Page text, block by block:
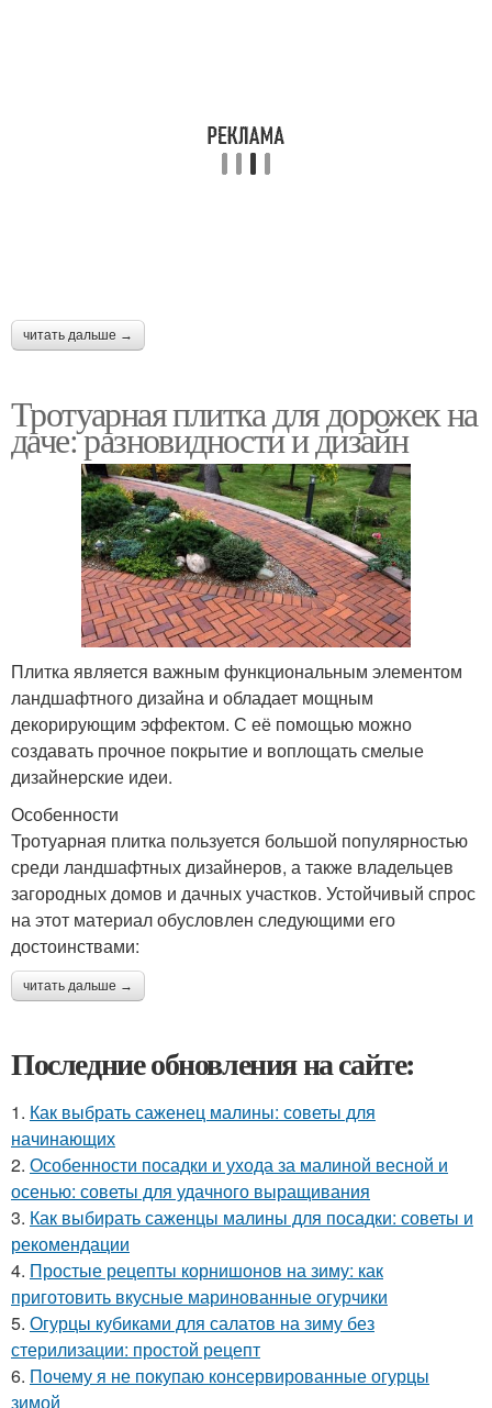
читать дальше →
Тротуарная плитка для дорожек на
даче: разновидности и дизайн
Плитка является важным функциональным элементом
ландшафтного дизайна и обладает мощным
декорирующим эффектом. С её помощью можно
создавать прочное покрытие и воплощать смелые
дизайнерские идеи.
Особенности
Тротуарная плитка пользуется большой популярностью
среди ландшафтных дизайнеров, а также владельцев
загородных домов и дачных участков. Устойчивый спрос
на этот материал обусловлен следующими его
достоинствами:
читать дальше →
Последние обновления на сайте:
1. Как выбрать саженец малины: советы для
начинающих
2. Особенности посадки и ухода за малиной весной и
осенью: советы для удачного выращивания
3. Как выбирать саженцы малины для посадки: советы и
рекомендации
4. Простые рецепты корнишонов на зиму: как
приготовить вкусные маринованные огурчики
5. Огурцы кубиками для салатов на зиму без
стерилизации: простой рецепт
6. Почему я не покупаю консервированные огурцы
зимой